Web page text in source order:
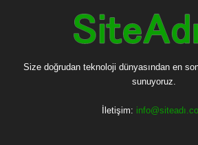
Size doğrudan teknoloji dünyasından en
sunuyoruz.
İletişim: